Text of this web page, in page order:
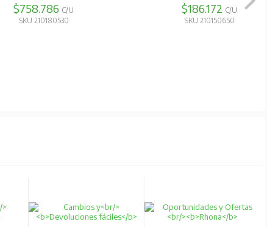
$758.786 C/U
SKU 210180530
$186.172 C/U
SKU 210150650